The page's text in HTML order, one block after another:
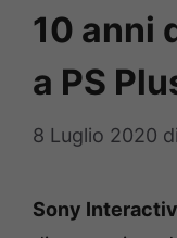
10 anni
a PS
8 Luglio 2020 di
Sony